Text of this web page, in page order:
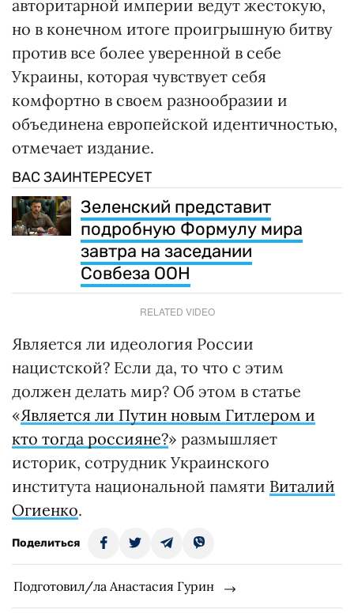
авторитарной империи ведут жестокую,
но в конечном итоге проигрышную битву
против все более уверенной в себе
Украины, которая чувствует себя
комфортно в своем разнообразии и
объединена европейской идентичностью,
отмечает издание.
ВАС ЗАИНТЕРЕСУЕТ
Зеленский представит
подробную Формулу мира
завтра на заседании
Совбеза ООН
RELATED VIDEO
Является ли идеология России
нацистской? Если да, то что с этим
должен делать мир? Об этом в статье
«Является ли Путин новым Гитлером и
кто тогда россияне?» размышляет
историк, сотрудник Украинского
института национальной памяти Виталий
Огиенко.
Поделиться
Подготовил/ла Анастасия Гурин